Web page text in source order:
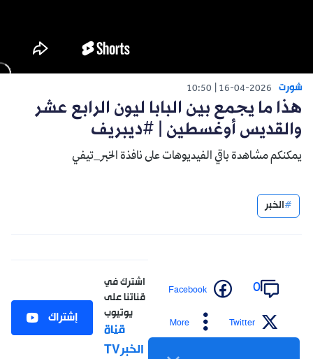
شورت 16-04-2026
10:50
هذا ما يجمع بين البابا ليون الرابع عشر
والقديس أوغسطين | #ديبريف
يمكنكم مشاهدة باقي الفيديوهات على نافذة الخبر_تيفي
الخبر
0
Facebook
Twitter
More
اشترك في
قناتنا على
يوتيوب
قناة
الخبرTV
إشتراك